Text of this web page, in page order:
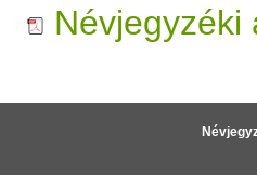
Névjegyzéki